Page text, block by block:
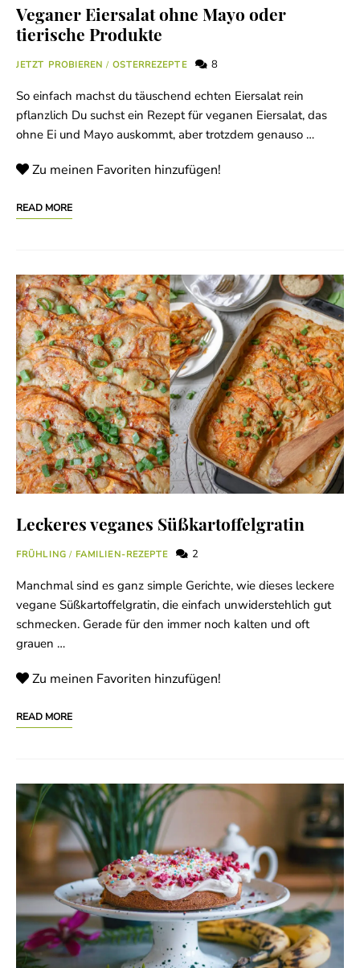
Veganer Eiersalat ohne Mayo oder
tierische Produkte
JETZT PROBIEREN / OSTERREZEPTE 8
So einfach machst du täuschend echten Eiersalat rein
pflanzlich Du suchst ein Rezept für veganen Eiersalat, das
ohne Ei und Mayo auskommt, aber trotzdem genauso …
Zu meinen Favoriten hinzufügen!
READ MORE
Leckeres veganes Süßkartoffelgratin
FRÜHLING / FAMILIEN-REZEPTE 2
Manchmal sind es ganz simple Gerichte, wie dieses leckere
vegane Süßkartoffelgratin, die einfach unwiderstehlich gut
schmecken. Gerade für den immer noch kalten und oft
grauen …
Zu meinen Favoriten hinzufügen!
READ MORE